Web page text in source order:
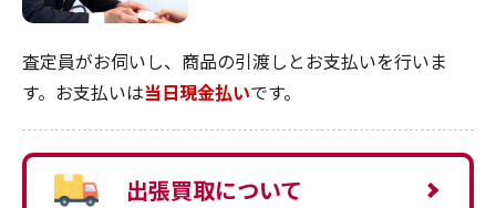
査定員がお伺いし、商品の引渡しとお支払いを行いま
す。お支払いは当日現金払いです。
出張買取について